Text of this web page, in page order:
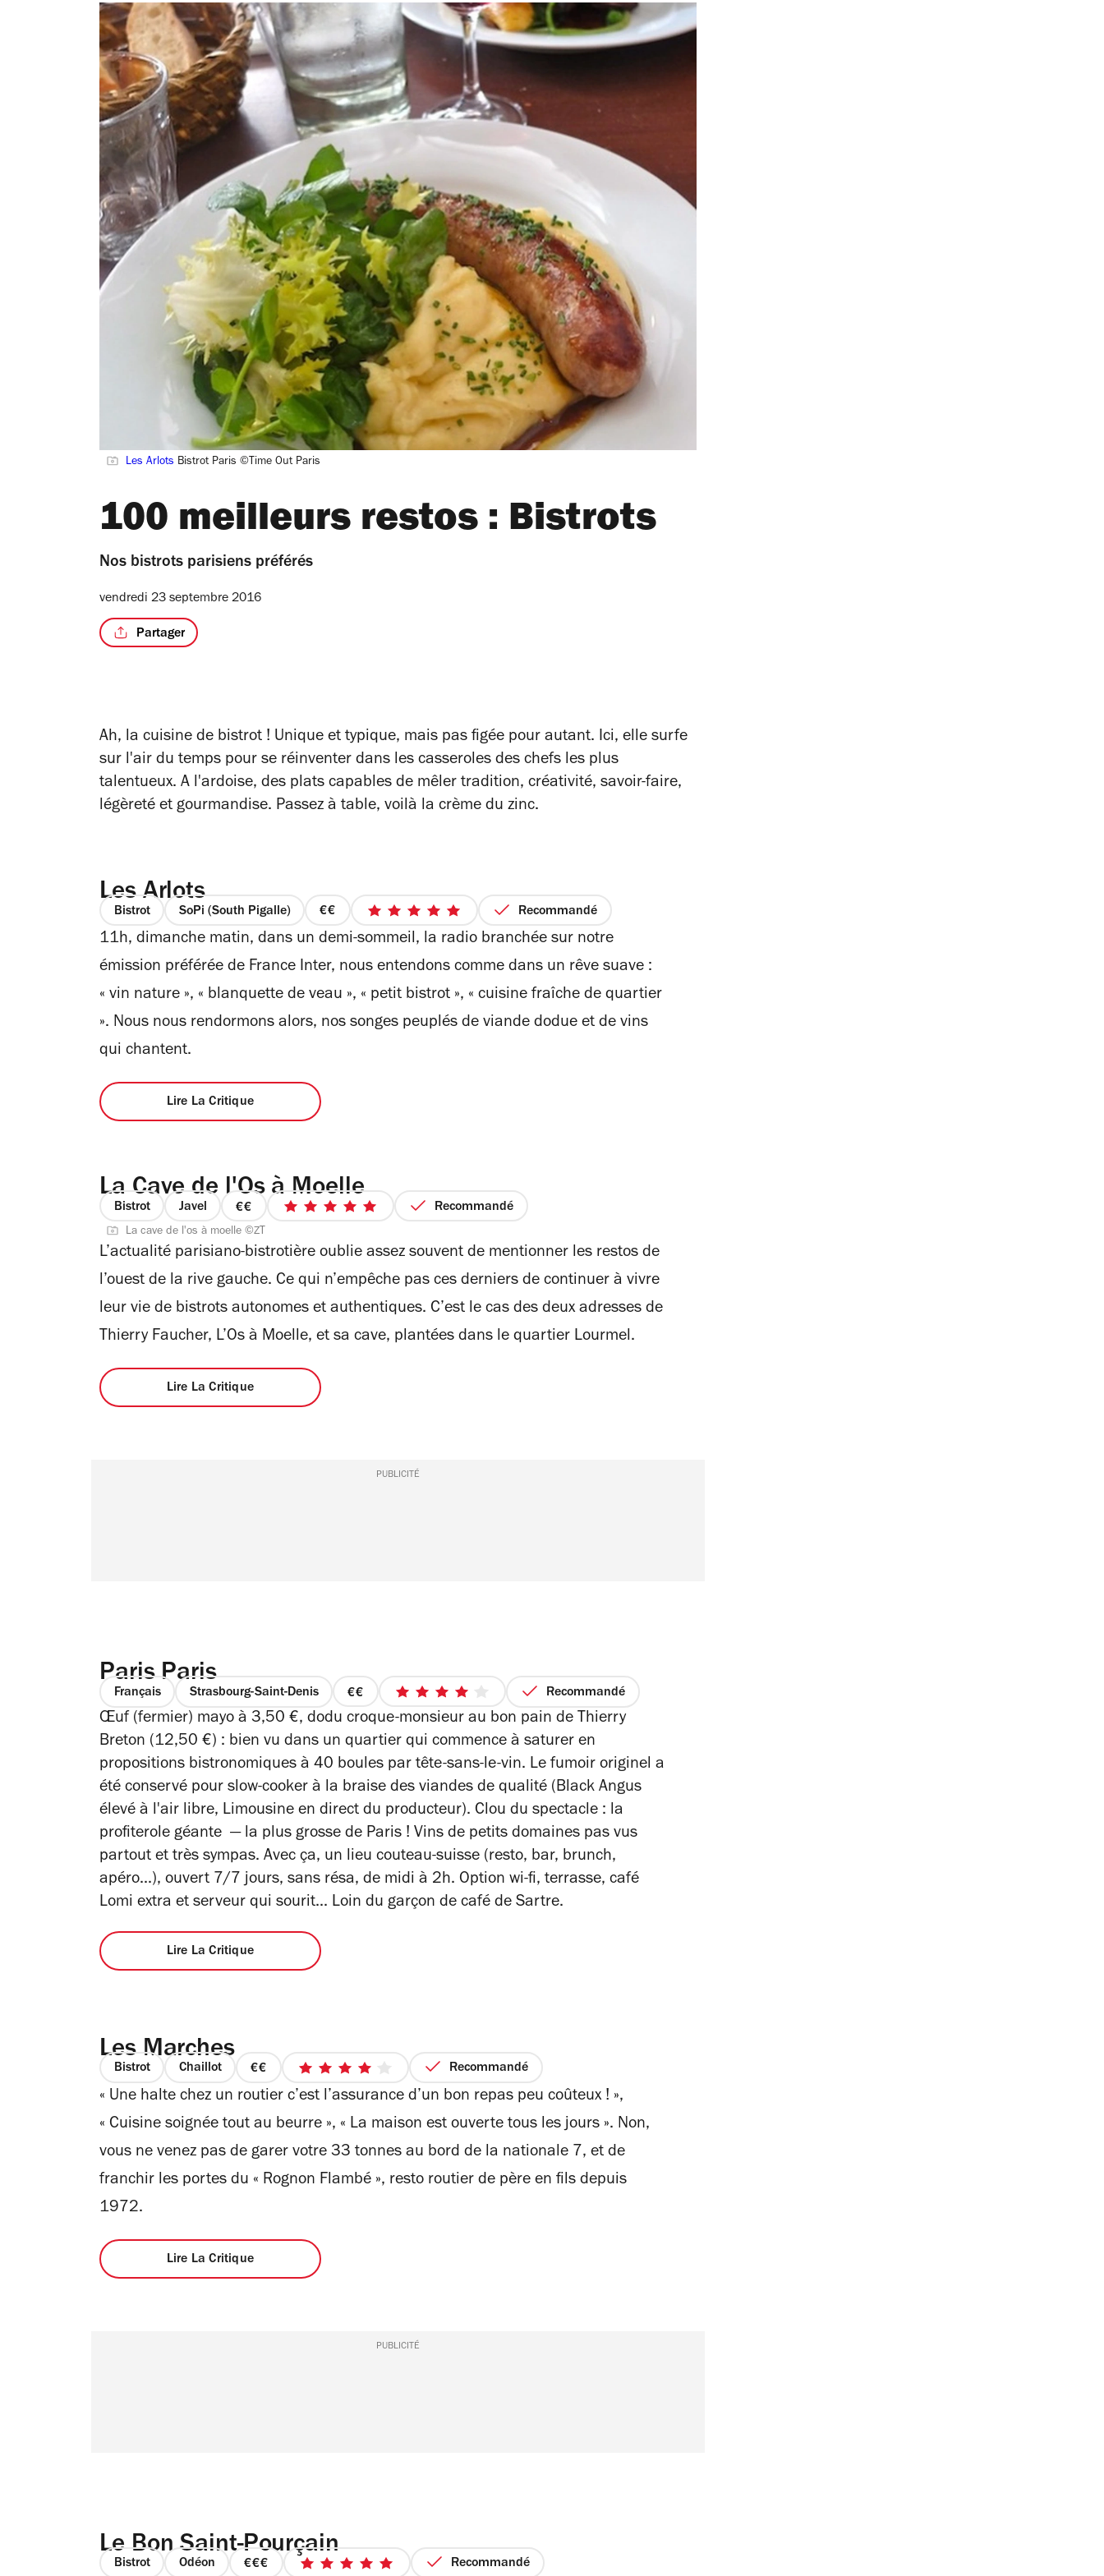
Les Arlots Bistrot Paris ©Time Out Paris
100 meilleurs restos : Bistrots
Nos bistrots parisiens préférés
vendredi 23 septembre 2016
Partager
Ah, la cuisine de bistrot ! Unique et typique, mais pas figée pour autant. Ici, elle surfe
sur l'air du temps pour se réinventer dans les casseroles des chefs les plus
talentueux. A l'ardoise, des plats capables de mêler tradition, créativité, savoir-faire,
légèreté et gourmandise. Passez à table, voilà la crème du zinc.
Les Arlots
Bistrot SoPi (South Pigalle)
prix
2
5
sur
Recommandé
11h, dimanche matin, dans un demi-sommeil, la radio branchée sur notre
émission préférée de France Inter, nous entendons comme dans un rêve suave :
« vin nature », « blanquette de veau », « petit bistrot », « cuisine fraîche de quartier
». Nous nous rendormons alors, nos songes peuplés de viande dodue et de vins
qui chantent.
Lire La Critique
La Cave de l'Os à Moelle
Bistrot Javel
prix
2
sur
4
5
5
étoiles
Recommandé
La cave de l'os à moelle ©ZT
L’actualité parisiano-bistrotière oublie assez souvent de mentionner les restos de
l’ouest de la rive gauche. Ce qui n’empêche pas ces derniers de continuer à vivre
leur vie de bistrots autonomes et authentiques. C’est le cas des deux adresses de
Thierry Faucher, L’Os à Moelle, et sa cave, plantées dans le quartier Lourmel.
Lire La Critique
PUBLICITÉ
Paris Paris
Français Strasbourg-Saint-Denis
prix
2
sur
4
4
sur
5
étoiles
Recommandé
Œuf (fermier) mayo à 3,50 €, dodu croque-monsieur au bon pain de Thierry
Breton (12,50 €) : bien vu dans un quartier qui commence à saturer en
propositions bistronomiques à 40 boules par tête-sans-le-vin. Le fumoir originel a
été conservé pour slow-cooker à la braise des viandes de qualité (Black Angus
élevé à l'air libre, Limousine en direct du producteur). Clou du spectacle : la
profiterole géante — la plus grosse de Paris ! Vins de petits domaines pas vus
partout et très sympas. Avec ça, un lieu couteau-suisse (resto, bar, brunch,
apéro...), ouvert 7/7 jours, sans résa, de midi à 2h. Option wi-fi, terrasse, café
Lomi extra et serveur qui sourit... Loin du garçon de café de Sartre.
Lire La Critique
Les Marches
Bistrot Chaillot
prix
2
4
sur
5
Recommandé
« Une halte chez un routier c’est l’assurance d’un bon repas peu coûteux ! »,
« Cuisine soignée tout au beurre », « La maison est ouverte tous les jours ». Non,
vous ne venez pas de garer votre 33 tonnes au bord de la nationale 7, et de
franchir les portes du « Rognon Flambé », resto routier de père en fils depuis
1972.
Lire La Critique
PUBLICITÉ
Le Bon Saint-Pourçain
Bistrot Odéon
prix 5
Recommandé